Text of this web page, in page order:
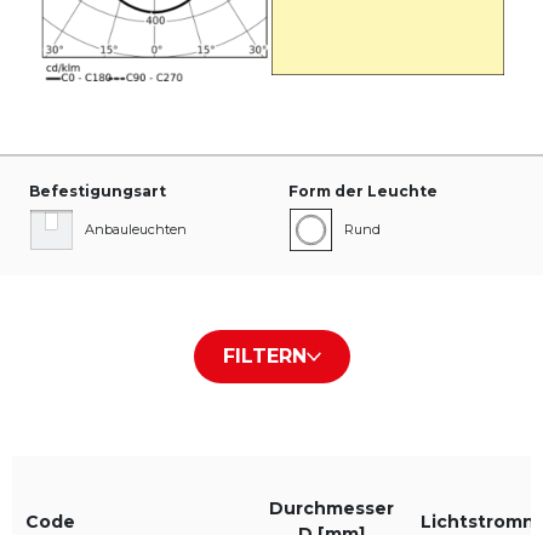
Befestigungsart
Anbauleuchten
Form der Leuchte
Rund
Typ des Abdeckung / der
Farbe des Gehäuses
Weiß RAL9016
Grau RAL9006
FILTERN
Code
Durchmesser